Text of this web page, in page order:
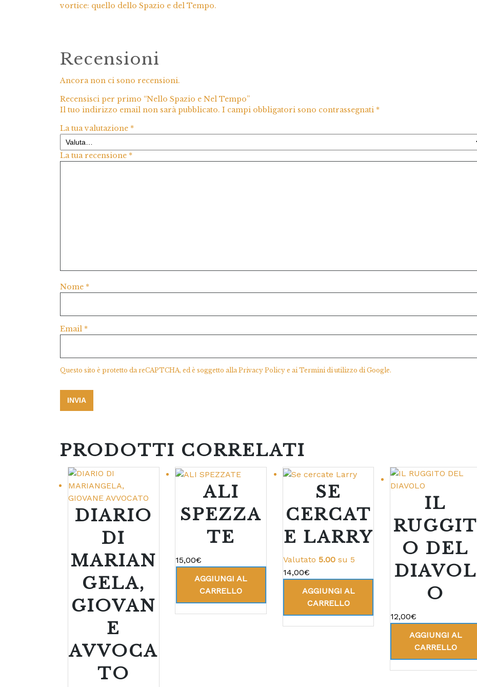
vortice: quello dello Spazio e del Tempo.
Recensioni
Ancora non ci sono recensioni.
Recensisci per primo “Nello Spazio e Nel Tempo”
Il tuo indirizzo email non sarà pubblicato. I campi obbligatori sono contrassegnati *
La tua valutazione *
La tua recensione *
Nome *
Email *
Questo sito è protetto da reCAPTCHA, ed è soggetto alla Privacy Policy e ai Termini di utilizzo di Google.
PRODOTTI CORRELATI
DIARIO
DI
MARIAN
GELA,
GIOVAN
E
AVVOCA
TO
ALI
SPEZZA
TE
15,00€
AGGIUNGI AL
CARRELLO
SE
CERCAT
E LARRY
Valutato 5.00su 5
14,00€
AGGIUNGI AL
CARRELLO
IL
RUGGIT
O DEL
DIAVOL
O
12,00€
AGGIUNGI AL
CARRELLO